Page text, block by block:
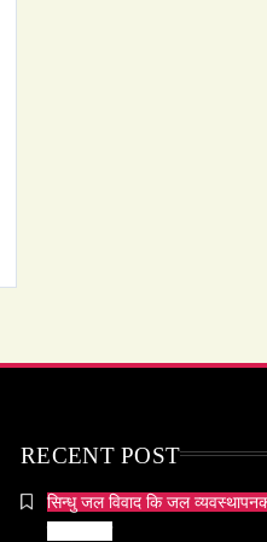
RECENT POST
सिन्धु जल विवाद कि जल